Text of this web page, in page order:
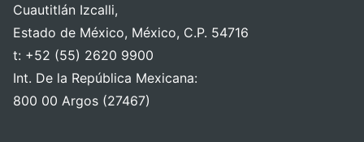
Cuautitlán Izcalli,
Estado de México, México, C.P. 54716
t: +52 (55) 2620 9900
Int. De la República Mexicana:
800 00 Argos (27467)